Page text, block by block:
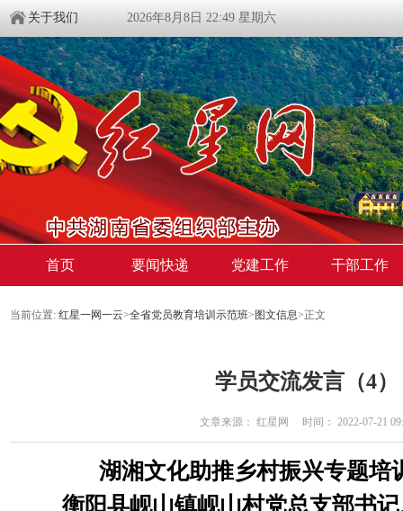
关于我们 2026年8月8日 22:49 星期六
首页 要闻快递 党建工作 干部工作
当前位置: 红星一网一云>全省党员教育培训示范班> 图文信息>正文
学员交流发言（4）
文章来源： 红星网 时间： 2022-07-21
湖湘文化助推乡村振兴专题培
衡阳县岘山镇岘山村党总支部书